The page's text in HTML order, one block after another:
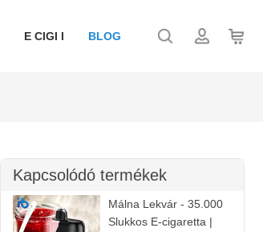
E CIGI I BLOG
Kapcsolódó termékek
Málna Lekvár - 35.000
Slukkos E-cigaretta |